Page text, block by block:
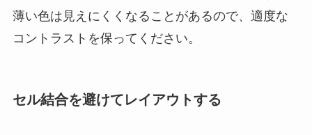
薄い色は見えにくくなることがあるので、適度な
コントラストを保ってください。
セル結合を避けてレイアウトする